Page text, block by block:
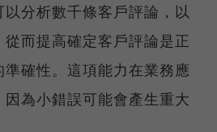
分析數千條客戶評論，以
而提高確定客戶評論是正
確性。這項能力在業務應
為小錯誤可能會產生重大